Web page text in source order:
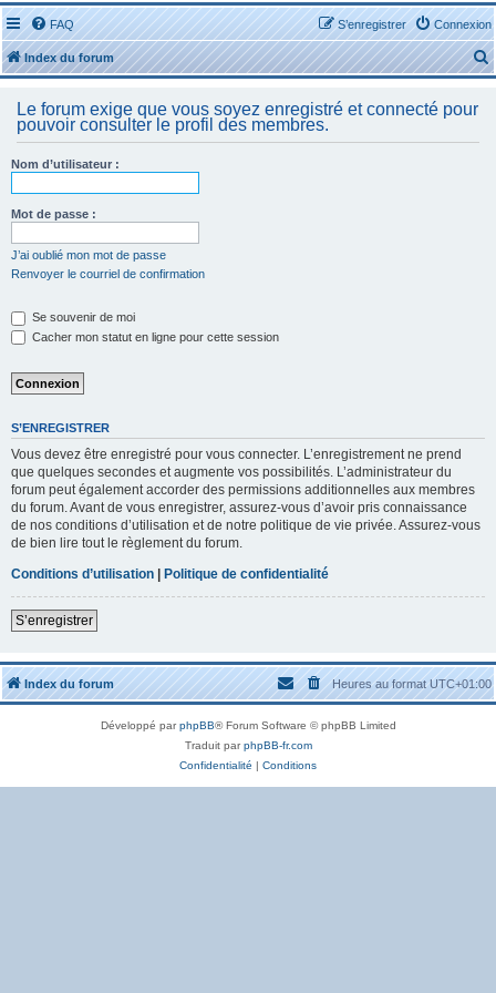
FAQ Connexion
S’enregistrer
Index du forum
e
Le forum exige que vous soyez enregistré et connecté pour
pouvoir consulter le profil des membres.
Nom d’utilisateur :
Mot de passe :
J’ai oublié mon mot de passe
Renvoyer le courriel de confirmation
Se souvenir de moi
Cacher mon statut en ligne pour cette session
S’ENREGISTRER
Vous devez être enregistré pour vous connecter. L’enregistrement ne prend
que quelques secondes et augmente vos possibilités. L’administrateur du
forum peut également accorder des permissions additionnelles aux membres
du forum. Avant de vous enregistrer, assurez-vous d’avoir pris connaissance
de nos conditions d’utilisation et de notre politique de vie privée. Assurez-vous
de bien lire tout le règlement du forum.
Conditions d’utilisation | Politique de confidentialité
S’enregistrer
Index du forum Heures au formatUTC+01:00
Développé parphpBB® Forum Software © phpBB Limited
Traduit parphpBB-fr.com
Confidentialité | Conditions